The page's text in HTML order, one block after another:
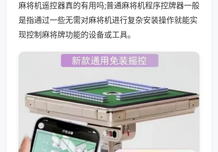
麻将机遥控器真的有用吗;普通麻将机程序控牌器一般
是指通过一些无需对麻将机进行复杂安装操作就能实
现控制麻将牌功能的设备或工具。